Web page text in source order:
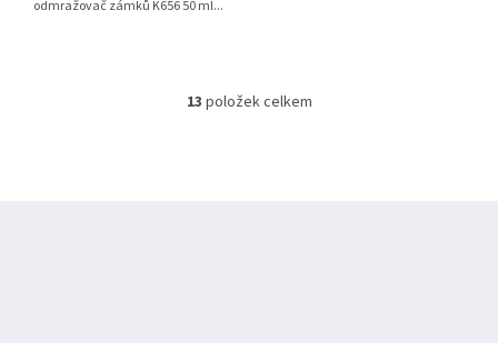
odmražovač zámků K656 50 ml...
O
13 položek celkem